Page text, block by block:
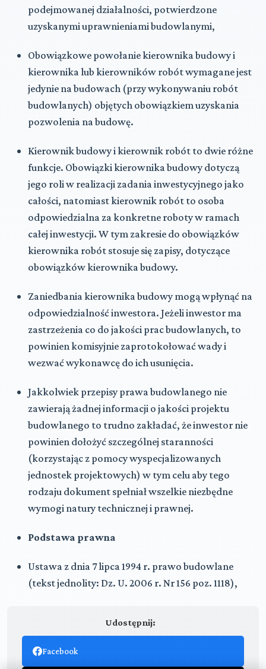
podejmowanej działalności, potwierdzone
uzyskanymi uprawnieniami budowlanymi,
Obowiązkowe powołanie kierownika budowy i
kierownika lub kierowników robót wymagane jest
jedynie na budowach (przy wykonywaniu robót
budowlanych) objętych obowiązkiem uzyskania
pozwolenia na budowę.
Kierownik budowy i kierownik robót to dwie różne
funkcje. Obowiązki kierownika budowy dotyczą
jego roli w realizacji zadania inwestycyjnego jako
całości, natomiast kierownik robót to osoba
odpowiedzialna za konkretne roboty w ramach
całej inwestycji. W tym zakresie do obowiązków
kierownika robót stosuje się zapisy, dotyczące
obowiązków kierownika budowy.
Zaniedbania kierownika budowy mogą wpłynąć na
odpowiedzialność inwestora. Jeżeli inwestor ma
zastrzeżenia co do jakości prac budowlanych, to
powinien komisyjnie zaprotokołować wady i
wezwać wykonawcę do ich usunięcia.
Jakkolwiek przepisy prawa budowlanego nie
zawierają żadnej informacji o jakości projektu
budowlanego to trudno zakładać, że inwestor nie
powinien dołożyć szczególnej staranności
(korzystając z pomocy wyspecjalizowanych
jednostek projektowych) w tym celu aby tego
rodzaju dokument spełniał wszelkie niezbędne
wymogi natury technicznej i prawnej.
Podstawa prawna
Ustawa z dnia 7 lipca 1994 r. prawo budowlane
(tekst jednolity: Dz. U. 2006 r. Nr 156 poz. 1118),
Udostępnij:
Facebook